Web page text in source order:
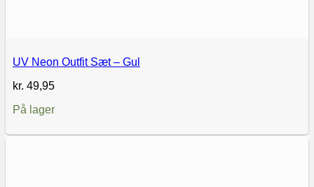
UV Neon Outfit Sæt – Gul
kr. 49,95
På lager